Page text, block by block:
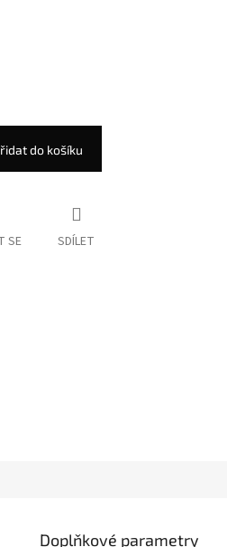
do košíku
SE SDÍLET
Doplňkové parametry